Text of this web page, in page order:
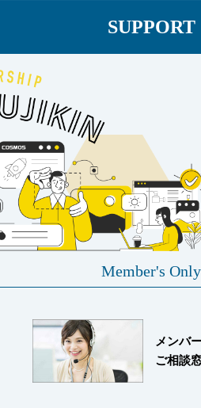
SUPPORT
Member's Only
メンバ
ご相談